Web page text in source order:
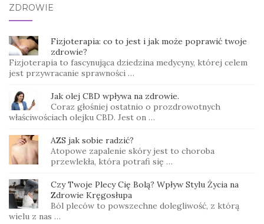
ZDROWIE
Fizjoterapia: co to jest i jak może poprawić twoje
zdrowie?
Fizjoterapia to fascynująca dziedzina medycyny, której celem
jest przywracanie sprawności …
Jak olej CBD wpływa na zdrowie.
Coraz głośniej ostatnio o prozdrowotnych
właściwościach olejku CBD. Jest on …
AZS jak sobie radzić?
Atopowe zapalenie skóry jest to choroba
przewlekła, która potrafi się …
Czy Twoje Plecy Cię Bolą? Wpływ Stylu Życia na
Zdrowie Kręgosłupa
Ból pleców to powszechne dolegliwość, z którą
wielu z nas …